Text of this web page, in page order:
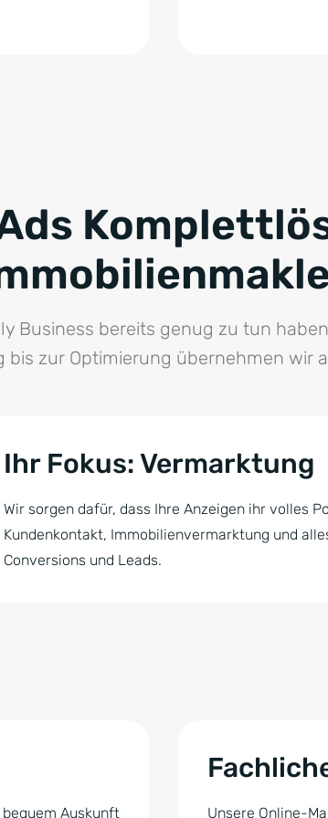
Business bereits genug zu tun
bis zur Optimierung übernehmen wir
Ihr Fokus: Vermarktung
Wir sorgen dafür, dass Ihre Anzeigen ihr volles
Kundenkontakt, Immobilienvermarktung und
Conversions und Leads.
Auskunft Unsere Online-